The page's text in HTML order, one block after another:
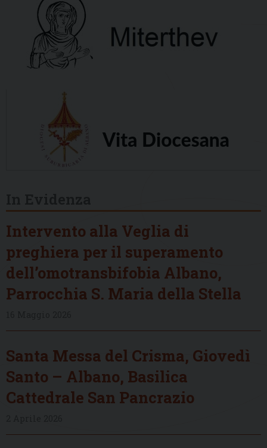
Intervento alla Veglia di
preghiera per il superamento
dell’omotransbifobia Albano,
Parrocchia S. Maria della Stella
Santa Messa del Crisma, Giovedì
Santo – Albano, Basilica
Cattedrale San Pancrazio